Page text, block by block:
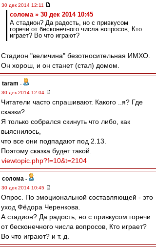
30 дек 2014 12:11
солома » 30 дек 2014 10:45
А стадион? Да радость, но с привкусом
горечи от бесконечного числа вопросов, Кто
играет? Во что играют?
Стадион "величина" безотносительная ИМХО.
Он хорош, и он станет (стал) домом.
taram -
30 дек 2014 12:04
Читатели часто спрашивают. Какого ..я? Где
сказки?
Я только собрался скинуть что либо, как
выяснилось,
что все они подпадают под 2.13.
Поэтому сказка будет такой.
viewtopic.php?f=10&t=2104
солома -
30 дек 2014 10:45
Опрос. По эмоциональной составляющей - это
уход Фёдора Черенкова.
А стадион? Да радость, но с привкусом горечи
от бесконечного числа вопросов, Кто играет?
Во что играют? и т. д.